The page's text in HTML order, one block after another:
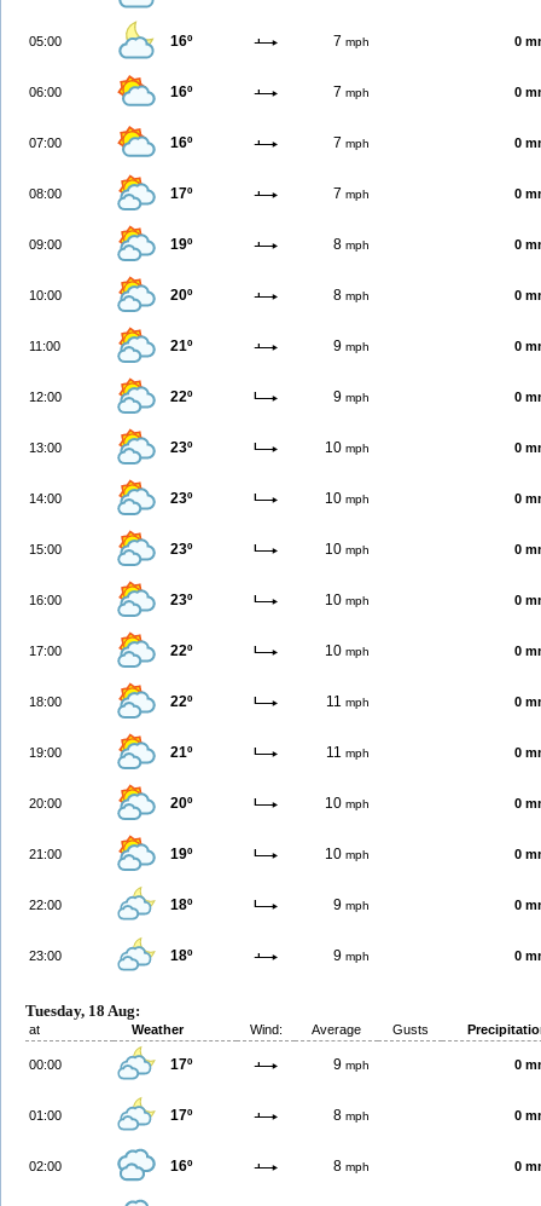
05:00 16º 7 mph 0
06:00 16º 7 mph 0
07:00 16º 7 mph 0
08:00 17º 7 mph 0
09:00 19º 8 mph 0
10:00 20º 8 mph 0
11:00 21º 9 mph 0
12:00 22º 9 mph 0
13:00 23º 10 mph 0
14:00 23º 10 mph 0
15:00 23º 10 mph 0
16:00 23º 10 mph 0
17:00 22º 10 mph 0
18:00 22º 11 mph 0
19:00 21º 11 mph 0
20:00 20º 10 mph 0
21:00 19º 10 mph 0
22:00 18º 9 mph 0
23:00 18º 9 mph 0
Tuesday, 18 Aug:
at Weather Wind: Average Gusts
00:00 17º 9 mph 0
01:00 17º 8 mph 0
02:00 16º 8 mph 0